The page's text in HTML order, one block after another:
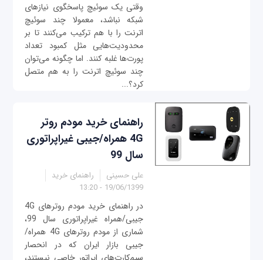
وقتی یک سوئیچ پاسخگوی نیازهای
شبکه‌ نباشد، معمولا چند سوئیچ
اترنت را با هم ترکیب می‌کنند تا بر
محدودیت‌هایی مثل کمبود تعداد
پورت‌ها غلبه کنند. اما چگونه می‌توان
چند سوئیچ اترنت را به هم متصل
کرد؟...
راهنمای خرید مودم روتر
4G همراه/جیبی غیراپراتوری
سال 99
علی حسینی
راهنمای خرید
19/06/1399 - 13:20
در راهنمای خرید مودم روترهای 4G
جیبی/همراه غیراپراتوری سال 99،
شماری از مودم‌ روترهای 4G همراه/
جیبی بازار ایران که در انحصار